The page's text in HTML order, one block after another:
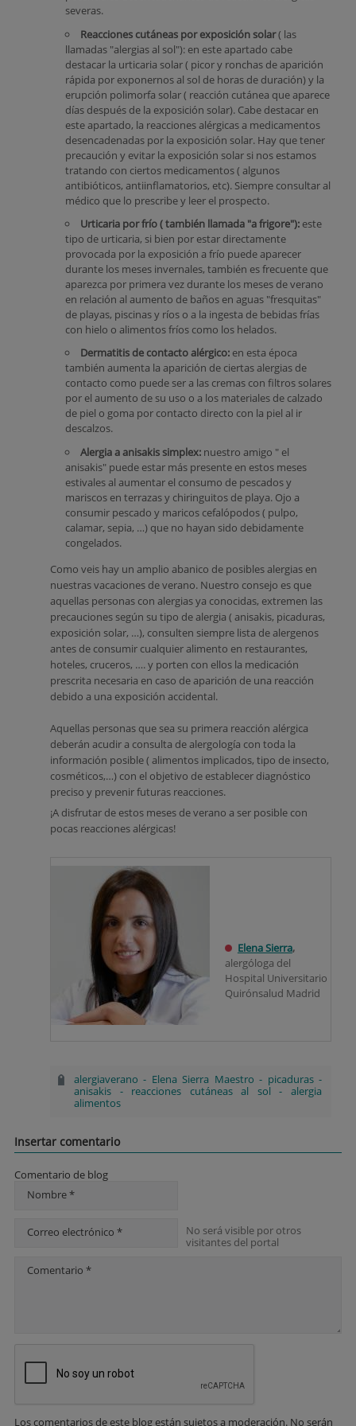
severas.
Reacciones cutáneas por exposición solar( las
llamadas "alergias al sol"): en este apartado cabe
destacar la urticaria solar ( picor y ronchas de aparición
rápida por exponernos al sol de horas de duración) y la
erupción polimorfa solar ( reacción cutánea que aparece
días después de la exposición solar). Cabe destacar en
este apartado, la reacciones alérgicas a medicamentos
desencadenadas por la exposición solar. Hay que tener
precaución y evitar la exposición solar si nos estamos
tratando con ciertos medicamentos ( algunos
antibióticos, antiinflamatorios, etc). Siempre consultar al
médico que lo prescribe y leer el prospecto.
Urticaria por frío ( también llamada "a frigore"):este
tipo de urticaria, si bien por estar directamente
provocada por la exposición a frío puede aparecer
durante los meses invernales, también es frecuente que
aparezca por primera vez durante los meses de verano
en relación al aumento de baños en aguas "fresquitas"
de playas, piscinas y ríos o a la ingesta de bebidas frías
con hielo o alimentos fríos como los helados.
Dermatitis de contacto alérgico:en esta época
también aumenta la aparición de ciertas alergias de
contacto como puede ser a las cremas con filtros solares
por el aumento de su uso o a los materiales de calzado
de piel o goma por contacto directo con la piel al ir
descalzos.
Alergia a anisakis simplex:nuestro amigo " el
anisakis" puede estar más presente en estos meses
estivales al aumentar el consumo de pescados y
mariscos en terrazas y chiringuitos de playa. Ojo a
consumir pescado y maricos cefalópodos ( pulpo,
calamar, sepia, …) que no hayan sido debidamente
congelados.
Como veis hay un amplio abanico de posibles alergias en
nuestras vacaciones de verano. Nuestro consejo es que
aquellas personas con alergias ya conocidas, extremen las
precauciones según su tipo de alergia ( anisakis, picaduras,
exposición solar, …), consulten siempre lista de alergenos
antes de consumir cualquier alimento en restaurantes,
hoteles, cruceros, …. y porten con ellos la medicación
prescrita necesaria en caso de aparición de una reacción
debido a una exposición accidental.
Aquellas personas que sea su primera reacción alérgica
deberán acudir a consulta de alergología con toda la
información posible ( alimentos implicados, tipo de insecto,
cosméticos,…) con el objetivo de establecer diagnóstico
preciso y prevenir futuras reacciones.
¡A disfrutar de estos meses de verano a ser posible con
pocas reacciones alérgicas!
Elena Sierra,
alergóloga del
Hospital Universitario
Quirónsalud Madrid
alergiaverano - Elena Sierra Maestro - picaduras-
anisakis - reacciones cutáneas al sol -alergia
alimentos
Insertar comentario
Comentario de blog
Nombre *
Correo electrónico *
No será visible por otros
visitantes del portal
Comentario *
Los comentarios de este blog están sujetos a moderación. No serán